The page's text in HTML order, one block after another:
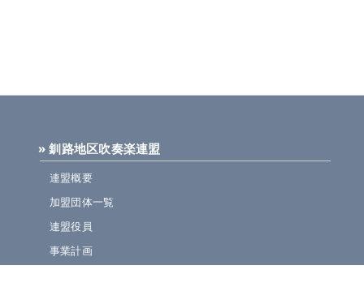
» 釧路地区吹奏楽連盟
連盟概要
加盟団体一覧
連盟役員
事業計画